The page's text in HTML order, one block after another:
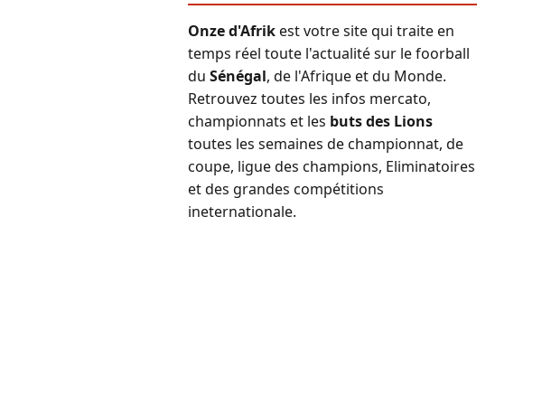
Onze d'Afrikest votre site qui traite en
temps réel toute l'actualité sur le foorball
du Sénégal, de l'Afrique et du Monde.
Retrouvez toutes les infos mercato,
championnats et les buts des Lions
toutes les semaines de championnat, de
coupe, ligue des champions, Eliminatoires
et des grandes compétitions
ineternationale.